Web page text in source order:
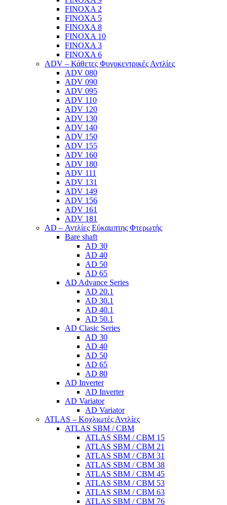
FINOXA 2
FINOXA 5
FINOXA 8
FINOXA 10
FINOXA 3
FINOXA 6
ADV – Κάθετες Φυγοκεντρικές Αντλίες
ADV 080
ADV 090
ADV 095
ADV 110
ADV 120
ADV 130
ADV 140
ADV 150
ADV 155
ADV 160
ADV 180
ADV 111
ADV 131
ADV 149
ADV 156
ADV 161
ADV 181
AD – Αντλίες Εύκαμπτης Φτερωτής
Bare shaft
AD 30
AD 40
AD 50
AD 65
AD Advance Series
AD 20.1
AD 30.1
AD 40.1
AD 50.1
AD Clasic Series
AD 30
AD 40
AD 50
AD 65
AD 80
AD Inverter
AD Inverter
AD Variator
AD Variator
ATLAS – Κοχλιωτές Αντλίες
ATLAS SBM / CBM
ATLAS SBM / CBM 15
ATLAS SBM / CBM 21
ATLAS SBM / CBM 31
ATLAS SBM / CBM 38
ATLAS SBM / CBM 45
ATLAS SBM / CBM 53
ATLAS SBM / CBM 63
ATLAS SBM / CBM 76